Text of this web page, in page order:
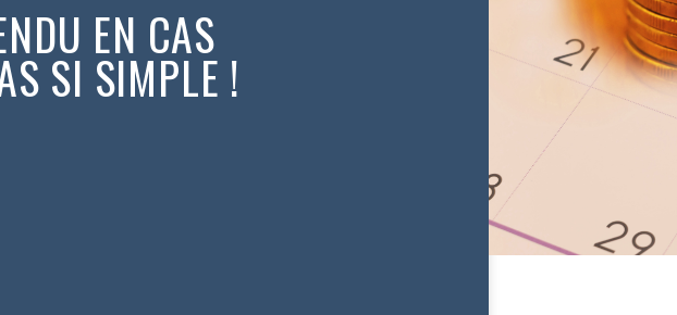
EN CAS
SI SIMPLE !